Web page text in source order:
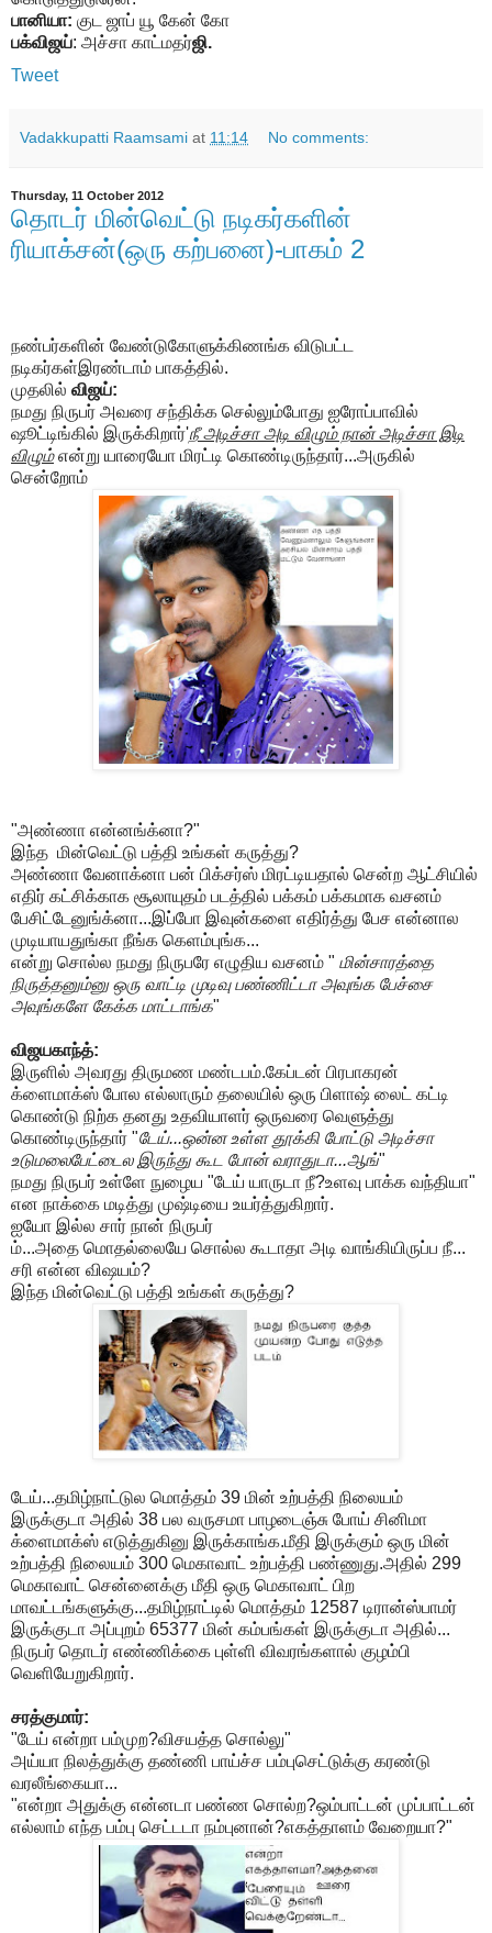
பானியா: குட ஜாப் யூ கேன் கோ
பக்விஜய்: அச்சா காட்மதர்ஜி.
Tweet
Vadakkupatti Raamsami at 11:14 No comments:
Thursday, 11 October 2012
தொடர் மின்வெட்டு நடிகர்களின்
ரியாக்சன்(ஒரு கற்பனை)-பாகம் 2
நண்பர்களின் வேண்டுகோளுக்கிணங்க விடுபட்ட
நடிகர்கள்இரண்டாம் பாகத்தில்.
முதலில் விஜய்:
நமது நிருபர் அவரை சந்திக்க செல்லும்போது ஐரோப்பாவில்
ஷூட்டிங்கில் இருக்கிறார்'நீ அடிச்சா அடி விழும் நான் அடிச்சா இடி
விழும்என்று யாரையோ மிரட்டி கொண்டிருந்தார்...அருகில்
சென்றோம்
"அண்ணா என்னங்க்னா?"
இந்த மின்வெட்டு பத்தி உங்கள் கருத்து?
அண்ணா வேனாக்னா பன் பிக்சர்ஸ் மிரட்டியதால் சென்ற ஆட்சியில்
எதிர் கட்சிக்காக சூலாயுதம் படத்தில் பக்கம் பக்கமாக வசனம்
பேசிட்டேனுங்க்னா...இப்போ இவுன்களை எதிர்த்து பேச என்னால
முடியாயதுங்கா நீங்க கெளம்புங்க...
என்று சொல்ல நமது நிருபரே எழுதிய வசனம் " மின்சாரத்தை
நிருத்தனும்னு ஒரு வாட்டி முடிவு பண்ணிட்டா அவுங்க பேச்சை
அவுங்களே கேக்க மாட்டாங்க"
விஜயகாந்த்:
இருளில் அவரது திருமண மண்டபம்.கேப்டன் பிரபாகரன்
க்ளைமாக்ஸ் போல எல்லாரும் தலையில் ஒரு பிளாஷ் லைட் கட்டி
கொண்டு நிற்க தனது உதவியாளர் ஒருவரை வெளுத்து
கொண்டிருந்தார் "டேய்...ஒன்ன உள்ள தூக்கி போட்டு அடிச்சா
உடுமலைபேட்டைல இருந்து கூட போன் வராதுடா...ஆங்"
நமது நிருபர் உள்ளே நுழைய "டேய் யாருடா நீ?உளவு பாக்க வந்தியா"
என நாக்கை மடித்து முஷ்டியை உயர்த்துகிறார்.
ஐயோ இல்ல சார் நான் நிருபர்
ம்...அதை மொதல்லையே சொல்ல கூடாதா அடி வாங்கியிருப்ப நீ...
சரி என்ன விஷயம்?
இந்த மின்வெட்டு பத்தி உங்கள் கருத்து?
டேய்...தமிழ்நாட்டுல மொத்தம் 39 மின் உற்பத்தி நிலையம்
இருக்குடா அதில் 38 பல வருசமா பாழடைஞ்சு போய் சினிமா
க்ளைமாக்ஸ் எடுத்துகினு இருக்காங்க.மீதி இருக்கும் ஒரு மின்
உற்பத்தி நிலையம் 300 மெகாவாட் உற்பத்தி பண்ணுது.அதில் 299
மெகாவாட் சென்னைக்கு மீதி ஒரு மெகாவாட் பிற
மாவட்டங்களுக்கு...தமிழ்நாட்டில் மொத்தம் 12587 டிரான்ஸ்பாமர்
இருக்குடா அப்புறம் 65377 மின் கம்பங்கள் இருக்குடா அதில்...
நிருபர் தொடர் எண்ணிக்கை புள்ளி விவரங்களால் குழம்பி
வெளியேறுகிறார்.
சரத்குமார்:
"டேய் என்றா பம்முற?விசயத்த சொல்லு"
அய்யா நிலத்துக்கு தண்ணி பாய்ச்ச பம்புசெட்டுக்கு கரண்டு
வரலீங்கையா...
"என்றா அதுக்கு என்னடா பண்ண சொல்ற?ஒம்பாட்டன் முப்பாட்டன்
எல்லாம் எந்த பம்பு செட்டடா நம்புனான்?எகத்தாளம் வேறையா?"